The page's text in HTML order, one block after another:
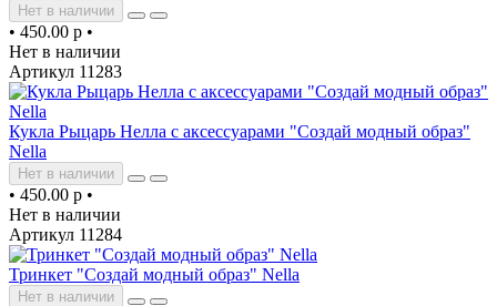
Нет в наличии
• 450.00 р •
Нет в наличии
Артикул 11283
Кукла Рыцарь Нелла с аксессуарами "Создай модный образ"
Nella
Нет в наличии
• 450.00 р •
Нет в наличии
Артикул 11284
Тринкет "Создай модный образ" Nella
Нет в наличии